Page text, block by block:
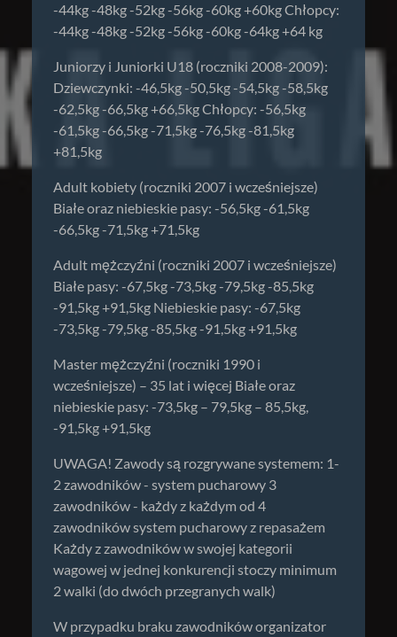
-44kg -48kg -52kg -56kg -60kg +60kg Chłopcy:
-44kg -48kg -52kg -56kg -60kg -64kg +64 kg
Juniorzy i Juniorki U18 (roczniki 2008-2009):
Dziewczynki: -46,5kg -50,5kg -54,5kg -58,5kg
-62,5kg -66,5kg +66,5kg Chłopcy: -56,5kg
-61,5kg -66,5kg -71,5kg -76,5kg -81,5kg
+81,5kg
Adult kobiety (roczniki 2007 i wcześniejsze)
Białe oraz niebieskie pasy: -56,5kg -61,5kg
-66,5kg -71,5kg +71,5kg
Adult mężczyźni (roczniki 2007 i wcześniejsze)
Białe pasy: -67,5kg -73,5kg -79,5kg -85,5kg
-91,5kg +91,5kg Niebieskie pasy: -67,5kg
-73,5kg -79,5kg -85,5kg -91,5kg +91,5kg
Master mężczyźni (roczniki 1990 i
wcześniejsze) – 35 lat i więcej Białe oraz
niebieskie pasy: -73,5kg – 79,5kg – 85,5kg,
-91,5kg +91,5kg
UWAGA! Zawody są rozgrywane systemem: 1-
2 zawodników - system pucharowy 3
zawodników - każdy z każdym od 4
zawodników system pucharowy z repasażem
Każdy z zawodników w swojej kategorii
wagowej w jednej konkurencji stoczy minimum
2 walki (do dwóch przegranych walk)
W przypadku braku zawodników organizator